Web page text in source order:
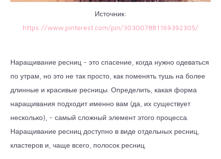
Источник:
https://www.pinterest.com/pin/303007881169392305/
Наращивание ресниц - это спасение, когда нужно одеваться
по утрам, но это не так просто, как поменять тушь на более
длинные и красивые ресницы. Определить, какая форма
наращивания подходит именно вам (да, их существует
несколько), - самый сложный элемент этого процесса.
Наращивание ресниц доступно в виде отдельных ресниц,
кластеров и, чаще всего, полосок ресниц.